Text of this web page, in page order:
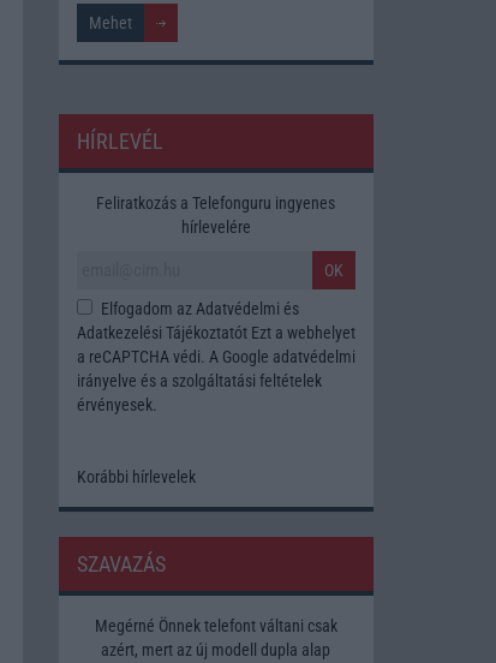
HÍRLEVÉL
Feliratkozás a Telefonguru ingyenes
hírlevelére
OK
Elfogadom az Adatvédelmi és
Adatkezelési TájékoztatótEzt a webhelyet
a reCAPTCHA védi. A Google adatvédelmi
irányelve és a szolgáltatási feltételek
érvényesek.
Korábbi hírlevelek
SZAVAZÁS
Megérné Önnek telefont váltani csak
azért, mert az új modell dupla alap